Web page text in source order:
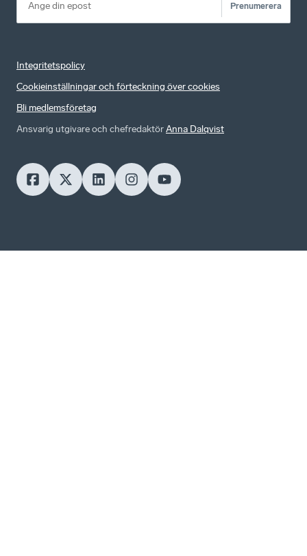
Prenumerera
Integritetspolicy
Cookieinställningar och förteckning över cookies
Bli medlemsföretag
Ansvarig utgivare och chefredaktörAnna Dalqvist